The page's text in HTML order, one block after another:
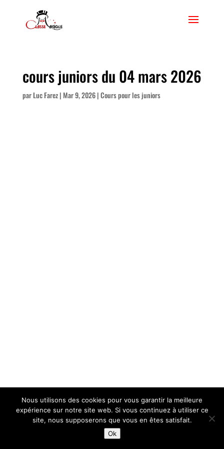
cours juniors du 04 mars 2026
parLuc Farez| Mar 9, 2026|Cours pour les juniors
Nous utilisons des cookies pour vous garantir la meilleure
expérience sur notre site web. Si vous continuez à utiliser ce
site, nous supposerons que vous en êtes satisfait.
Ok